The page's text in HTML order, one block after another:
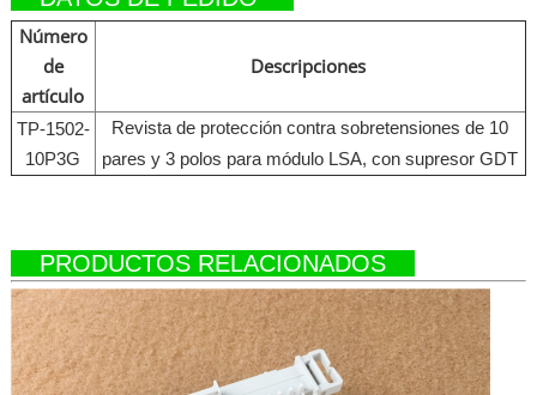
Número
de
artículo
Descripciones
TP-1502-
10P3G
Revista de protección contra sobretensiones de 10
pares y 3 polos para módulo LSA, con supresor GDT
PRODUCTOS RELACIONADOS